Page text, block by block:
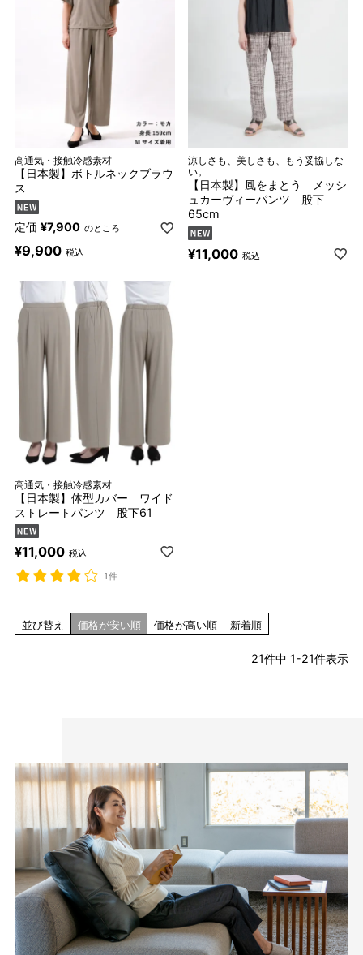
高通気・接触冷感素材
【日本製】ボトルネックブラウ
ス
定価 ¥7,900 のところ
¥9,900 税込
涼しさも、美しさも、もう妥協しな
い。
【日本製】風をまとう メッシ
ュカーヴィーパンツ 股下
65cm
¥11,000 税込
高通気・接触冷感素材
【日本製】体型カバー ワイド
ストレートパンツ 股下61
¥11,000 税込
1件
並び替え 価格が安い順 価格が高い順 新着順
21件中 1-21件表示